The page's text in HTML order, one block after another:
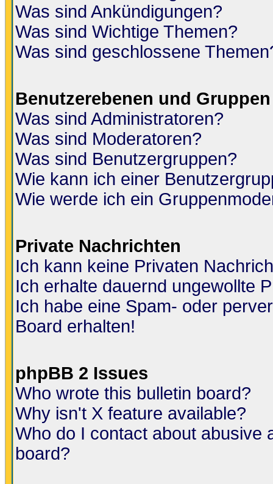
Was sind Ankündigungen?
Was sind Wichtige Themen?
Was sind geschlossene
Benutzerebenen und Gruppen
Was sind Administratoren?
Was sind Moderatoren?
Was sind Benutzergruppen?
Wie kann ich einer
Wie werde ich ein
Private Nachrichten
Ich kann keine Privaten
Ich erhalte dauernd ungewollte
Ich habe eine Spam- oder
Board erhalten!
phpBB 2 Issues
Who wrote this bulletin board?
Why isn't X feature available?
Who do I contact about abusive
board?